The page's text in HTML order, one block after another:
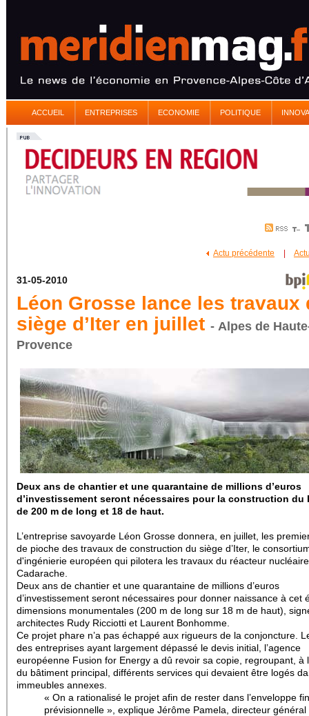
ACCUEIL ENTREPRISES ECONOMIE POLITIQUE
Actu précédente
31-05-2010
Léon Grosse lance les travaux
siège d’Iter en juillet - Alpes de
Provence
Deux ans de chantier et une quarantaine de millions d’euros
d’investissement seront nécessaires pour la construction du
de 200 m de long et 18 de haut.
L’entreprise savoyarde Léon Grosse donnera, en juillet, les
de pioche des travaux de construction du siège d’Iter, le
d'ingénierie européen qui pilotera les travaux du réacteur
Cadarache.
Deux ans de chantier et une quarantaine de millions d’euros
d’investissement seront nécessaires pour donner naissance à cet
dimensions monumentales (200 m de long sur 18 m de haut),
architectes Rudy Ricciotti et Laurent Bonhomme.
Ce projet phare n’a pas échappé aux rigueurs de la conjoncture.
des entreprises ayant largement dépassé le devis initial, l’agence
européenne Fusion for Energy a dû revoir sa copie, regroupant, à
du bâtiment principal, différents services qui devaient être logés
immeubles annexes.
« On a rationalisé le projet afin de rester dans l’enveloppe
prévisionnelle », explique Jérôme Pamela, directeur général